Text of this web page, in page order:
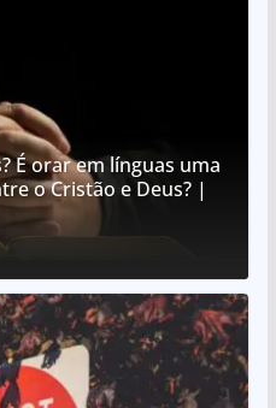
É orar em línguas uma
o Cristão e Deus? |